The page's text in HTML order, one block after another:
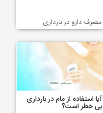
مصرف دارو در بارداری
آیا استفاده از مام در بارداری
بی خطر است؟